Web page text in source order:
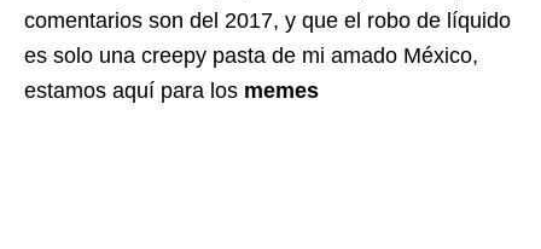
comentarios son del 2017, y que el robo de líquido
es solo una creepy pasta de mi amado México,
estamos aquí para los memes